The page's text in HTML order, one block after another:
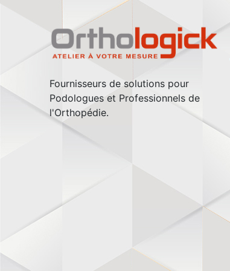
Fournisseurs de solutions pour
Podologues et Professionnels de
l'Orthopédie.